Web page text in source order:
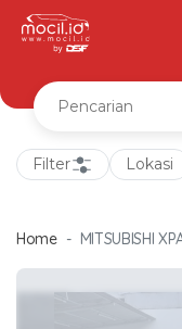
Filter Lokasi
Home MITSUBISHI